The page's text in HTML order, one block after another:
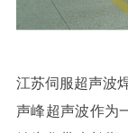
江苏伺服超声波
声峰超声波作为